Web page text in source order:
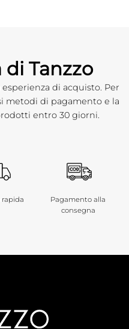
di Tanzzo
di acquisto. Per
metodi di pagamento e la
entro 30 giorni.
rapida
Pagamento alla
consegna